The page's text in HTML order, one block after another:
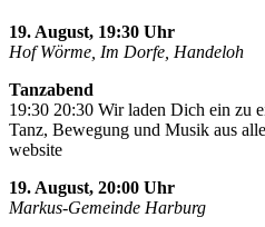
19. August, 19:30 Uhr
Hof Wörme, Im Dorfe, Handeloh
Tanzabend
19:30 20:30 Wir laden Dich ein zu
Tanz, Bewegung und Musik aus
website
19. August, 20:00 Uhr
Markus-Gemeinde Harburg